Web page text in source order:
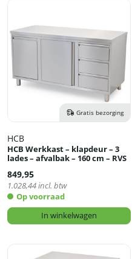
Gratis bezorging
HCB
HCB Werkkast – klapdeur – 3
lades – afvalbak – 160 cm – RVS
849,95
1.028,44incl. btw
Op voorraad
In winkelwagen